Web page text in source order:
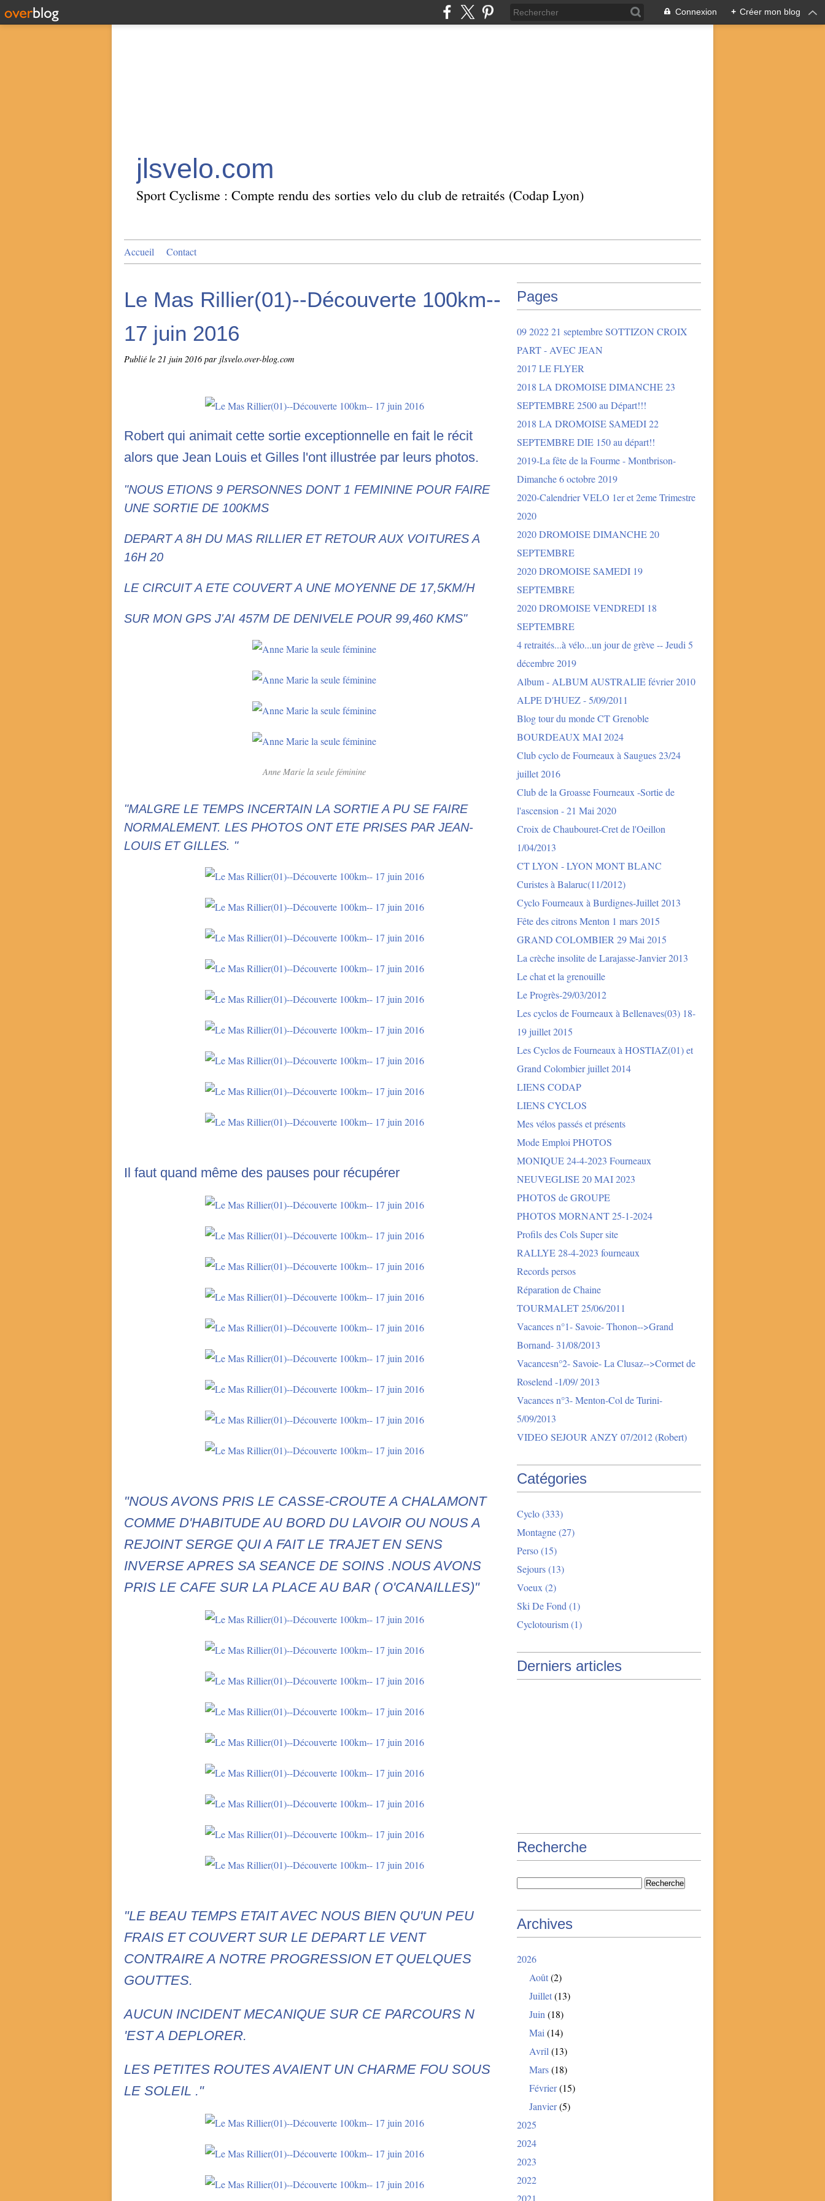
Connexion + Créer mon blog
jlsvelo.com
Sport Cyclisme : Compte rendu des sorties velo du club de retraités (Codap Lyon)
Accueil Contact
Le Mas Rillier(01)--Découverte 100km--
17 juin 2016
Publié le 21 juin 2016par jlsvelo.over-blog.com
Robert qui animait cette sortie exceptionnelle en fait le récit
alors que Jean Louis et Gilles l'ont illustrée par leurs photos.
"NOUS ETIONS 9 PERSONNES DONT 1 FEMININE POUR FAIRE
UNE SORTIE DE 100KMS
DEPART A 8H DU MAS RILLIER ET RETOUR AUX VOITURES A
16H 20
LE CIRCUIT A ETE COUVERT A UNE MOYENNE DE 17,5KM/H
SUR MON GPS J'AI 457M DE DENIVELE POUR 99,460 KMS"
Anne Marie la seule féminine
"MALGRE LE TEMPS INCERTAIN LA SORTIE A PU SE FAIRE
NORMALEMENT. LES PHOTOS ONT ETE PRISES PAR JEAN-
LOUIS ET GILLES. "
Il faut quand même des pauses pour récupérer
"NOUS AVONS PRIS LE CASSE-CROUTE A CHALAMONT
COMME D'HABITUDE AU BORD DU LAVOIR OU NOUS A
REJOINT SERGE QUI A FAIT LE TRAJET EN SENS
INVERSE APRES SA SEANCE DE SOINS .NOUS AVONS
PRIS LE CAFE SUR LA PLACE AU BAR ( O'CANAILLES)"
"LE BEAU TEMPS ETAIT AVEC NOUS BIEN QU'UN PEU
FRAIS ET COUVERT SUR LE DEPART LE VENT
CONTRAIRE A NOTRE PROGRESSION ET QUELQUES
GOUTTES.
AUCUN INCIDENT MECANIQUE SUR CE PARCOURS N
'EST A DEPLORER.
LES PETITES ROUTES AVAIENT UN CHARME FOU SOUS
LE SOLEIL ."
Pages
09 2022 21 septembre SOTTIZON CROIX
PART - AVEC JEAN
2017 LE FLYER
2018 LA DROMOISE DIMANCHE 23
SEPTEMBRE 2500 au Départ!!!
2018 LA DROMOISE SAMEDI 22
SEPTEMBRE DIE 150 au départ!!
2019-La fête de la Fourme - Montbrison-
Dimanche 6 octobre 2019
2020-Calendrier VELO 1er et 2eme Trimestre
2020
2020 DROMOISE DIMANCHE 20
SEPTEMBRE
2020 DROMOISE SAMEDI 19
SEPTEMBRE
2020 DROMOISE VENDREDI 18
SEPTEMBRE
4 retraités...à vélo...un jour de grève -- Jeudi 5
décembre 2019
Album - ALBUM AUSTRALIE février 2010
ALPE D'HUEZ - 5/09/2011
Blog tour du monde CT Grenoble
BOURDEAUX MAI 2024
Club cyclo de Fourneaux à Saugues 23/24
juillet 2016
Club de la Groasse Fourneaux -Sortie de
l'ascension - 21 Mai 2020
Croix de Chaubouret-Cret de l'Oeillon
1/04/2013
CT LYON - LYON MONT BLANC
Curistes à Balaruc(11/2012)
Cyclo Fourneaux à Burdignes-Juillet 2013
Fête des citrons Menton 1 mars 2015
GRAND COLOMBIER 29 Mai 2015
La crèche insolite de Larajasse-Janvier 2013
Le chat et la grenouille
Le Progrès-29/03/2012
Les cyclos de Fourneaux à Bellenaves(03) 18-
19 juillet 2015
Les Cyclos de Fourneaux à HOSTIAZ(01) et
Grand Colombier juillet 2014
LIENS CODAP
LIENS CYCLOS
Mes vélos passés et présents
Mode Emploi PHOTOS
MONIQUE 24-4-2023 Fourneaux
NEUVEGLISE 20 MAI 2023
PHOTOS de GROUPE
PHOTOS MORNANT 25-1-2024
Profils des Cols Super site
RALLYE 28-4-2023 fourneaux
Records persos
Réparation de Chaine
TOURMALET 25/06/2011
Vacances n°1- Savoie- Thonon-->Grand
Bornand- 31/08/2013
Vacancesn°2- Savoie- La Clusaz-->Cormet de
Roselend -1/09/ 2013
Vacances n°3- Menton-Col de Turini-
5/09/2013
VIDEO SEJOUR ANZY 07/2012 (Robert)
Catégories
Cyclo(333)
Montagne(27)
Perso(15)
Sejours(13)
Voeux (2)
Ski De Fond (1)
Cyclotourism(1)
Derniers articles
Recherche
Archives
2026
Août(2)
Juillet(13)
Juin (18)
Mai (14)
Avril (13)
Mars(18)
Février(15)
Janvier(5)
2025
2024
2023
2022
2021